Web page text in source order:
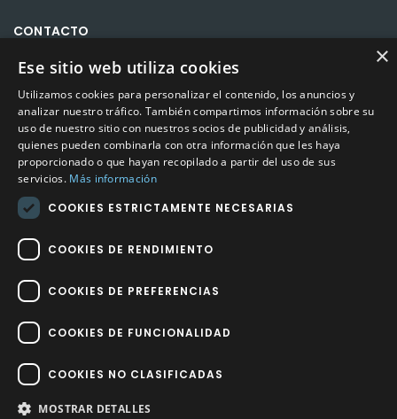
CONTACTO
Calle Méndez Núñez nº3 – Fuente Palmera 14120 Córdoba
Teléfono957 04 96 57
Emailinfo@factory-sport.es
HORARIO COMERCIAL
Lunes a viernes
Factory Sport 2023©– Todos los derechos reservados | Hecho por
Avisos
×
Ese sitio web utiliza cookies
Utilizamos cookies para personalizar el contenido, los anuncios y
analizar nuestro tráfico. También compartimos información sobre su
uso de nuestro sitio con nuestros socios de publicidad y análisis,
quienes pueden combinarla con otra información que les haya
proporcionado o que hayan recopilado a partir del uso de sus
servicios. Más información
COOKIES ESTRICTAMENTE NECESARIAS
COOKIES DE RENDIMIENTO
COOKIES DE PREFERENCIAS
COOKIES DE FUNCIONALIDAD
COOKIES NO CLASIFICADAS
MOSTRAR DETALLES